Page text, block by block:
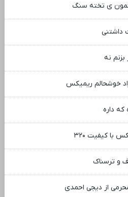
ی تخته سنگ
داشتنی
نه
خوشحالم ریمیکس
داره
با کیفیت ۳۲۰
و ترسناک
از دیجی احمدی